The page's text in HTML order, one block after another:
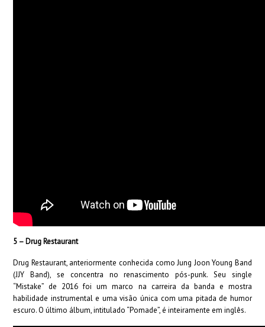
5 – Drug Restaurant
Drug Restaurant, anteriormente conhecida como Jung Joon Young Band
(JJY Band), se concentra no renascimento pós-punk. Seu single
“Mistake” de 2016 foi um marco na carreira da banda e mostra
habilidade instrumental e uma visão única com uma pitada de humor
escuro. O último álbum, intitulado “Pomade”, é inteiramente em inglês.